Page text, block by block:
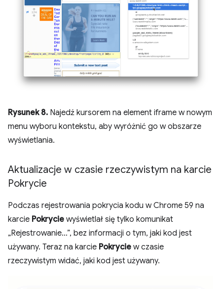
Rysunek 8. Najedź kursorem na element iframe w nowym
menu wyboru kontekstu, aby wyróżnić go w obszarze
wyświetlania.
Aktualizacje w czasie rzeczywistym na karcie
Pokrycie
Podczas rejestrowania pokrycia kodu w Chrome 59 na
karcie Pokrycie wyświetlał się tylko komunikat
„Rejestrowanie…”, bez informacji o tym, jaki kod jest
używany. Teraz na karcie Pokrycie w czasie
rzeczywistym widać, jaki kod jest używany.